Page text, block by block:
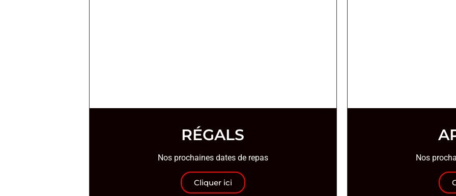
RÉGALS
Nos prochaines dates de repas
Cliquer ici
Nos